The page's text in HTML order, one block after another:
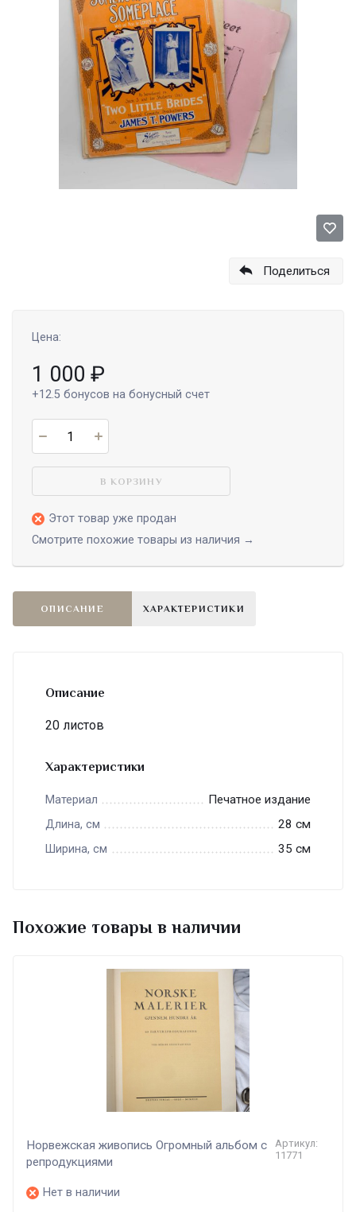
Поделиться
Цена:
1 000 ₽
+12.5 бонусов на бонусный счет
В КОРЗИНУ
Этот товар уже продан
Смотрите похожие товары из наличия →
ОПИСАНИЕ ХАРАКТЕРИСТИКИ
Описание
20 листов
Характеристики
Материал Печатное издание
Длина, см 28 см
Ширина, см 35 см
Похожие товары в наличии
Норвежская живопись Огромный альбом с
репродукциями
Артикул:
11771
Нет в наличии